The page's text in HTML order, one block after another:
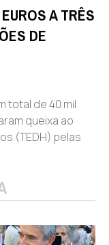
A TRÊS
DE
total de 40 mil
queixa ao
(TEDH) pelas